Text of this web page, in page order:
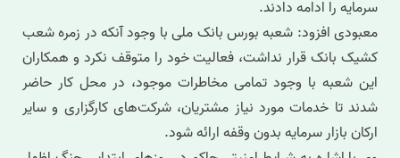
سرمایه را ادامه دادند.
معبودی افزود: شعبه بورس بانک ملی با وجود آنکه در زمره شعب
کشیک بانک قرار نداشت، فعالیت خود را متوقف نکرد و همکاران
این شعبه با وجود تمامی مخاطرات موجود، در محل کار حاضر
شدند تا خدمات مورد نیاز مشتریان، شرکت‌های کارگزاری و سایر
ارکان بازار سرمایه بدون وقفه ارائه شود.